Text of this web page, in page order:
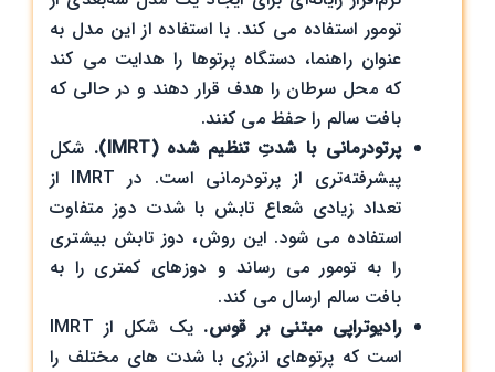
تومور استفاده می کند. با استفاده از این مدل به
عنوان راهنما، دستگاه پرتوها را هدایت می کند
که محل سرطان را هدف قرار دهند و در حالی که
بافت سالم را حفظ می کنند.
پرتودرمانی با شدتِ تنظیم ‌شده (IMRT).
شکل
پیشرفته‌تری از پرتودرمانی است. در IMRT از
تعداد زیادی شعاع تابش با شدت دوز متفاوت
استفاده می شود. این روش، دوز تابش بیشتری
را به تومور می رساند و دوزهای کمتری را به
بافت سالم ارسال می کند.
رادیوتراپی مبتنی بر قوس.
یک شکل از IMRT
است که پرتوهای انرژی با شدت های مختلف را